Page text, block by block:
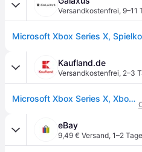
Versandkostenfrei, 9–11
Kaufland.de
Versandkostenfrei, 2–3
Microsoft Xbox Series X, Xbox Series X, Schwarz, 16384 MB, GDDR6, AMD, AMD Ryzen Zen 2
eBay
9,49 € Versand, 1–2 Tage